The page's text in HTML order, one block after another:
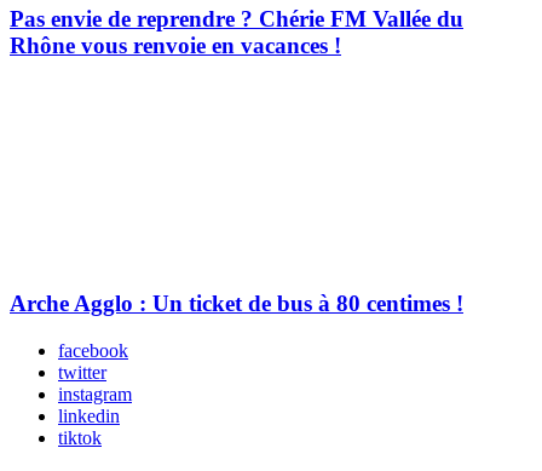
Pas envie de reprendre ? Chérie FM Vallée du
Rhône vous renvoie en vacances !
Arche Agglo : Un ticket de bus à 80 centimes !
facebook
twitter
instagram
linkedin
tiktok